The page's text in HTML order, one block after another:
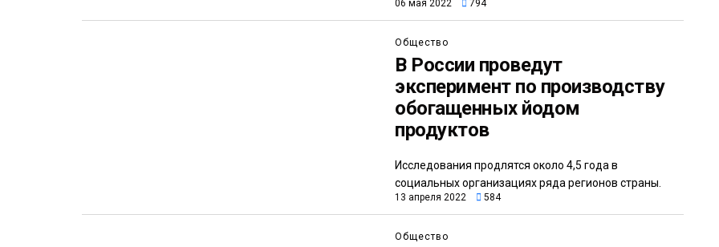
06 мая 2022 794
Общество
В России проведут
эксперимент по производству
обогащенных йодом
продуктов
Исследования продлятся около 4,5 года в
социальных организациях ряда регионов страны.
13 апреля 2022 584
Общество